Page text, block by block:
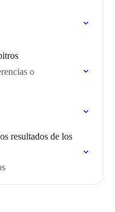
o
resultados de los